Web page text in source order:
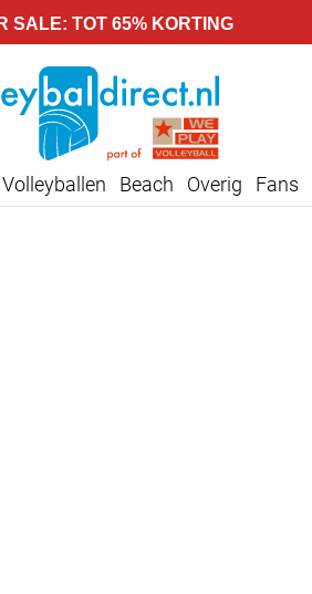
SALE: TOT 65% KORTING
Volleyballen Beach Overig Fans